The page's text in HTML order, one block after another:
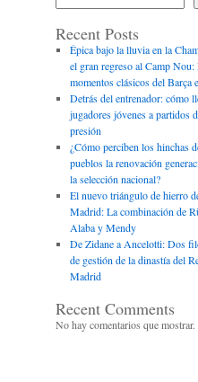
Recent Posts
Épica bajo la lluvia en la
el gran regreso al Camp Nou:
momentos clásicos del Barça
Detrás del entrenador: cómo
jugadores jóvenes a partidos
presión
¿Cómo perciben los hinchas
pueblos la renovación
la selección nacional?
El nuevo triángulo de hierro
Madrid: La combinación de
Alaba y Mendy
De Zidane a Ancelotti: Dos
de gestión de la dinastía del
Madrid
Recent Comments
No hay comentarios que mostrar.